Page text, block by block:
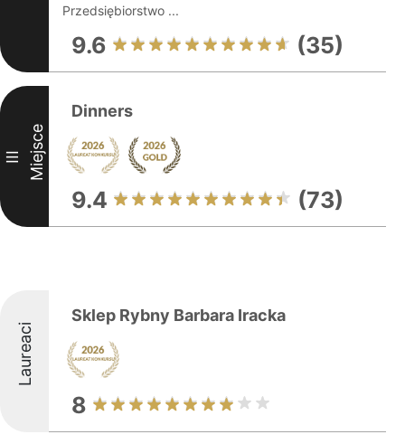
Przedsiębiorstwo ...
9.6 (35)
III Miejsce
Dinners
9.4 (73)
Laureaci
Sklep Rybny Barbara Iracka
8